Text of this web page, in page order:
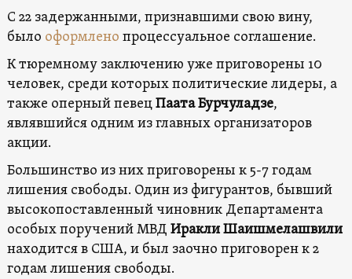
С 22 задержанными, признавшими свою вину,
было оформлено процессуальное соглашение.
К тюремному заключению уже приговорены 10
человек, среди которых политические лидеры, а
также оперный певецПаата Бурчуладзе,
являвшийся одним из главных организаторов
акции.
Большинство из них приговорены к 5-7 годам
лишения свободы. Один из фигурантов, бывший
высокопоставленный чиновник Департамента
особых поручений МВД Иракли Шаишмелашвили
находится в США, и был заочно приговорен к 2
годам лишения свободы.